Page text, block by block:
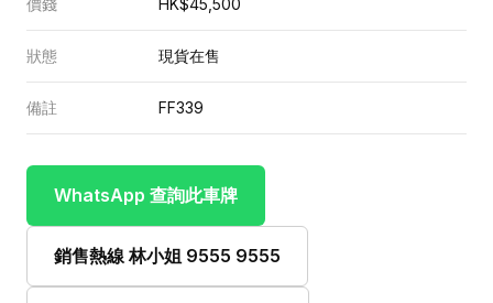
價錢 HK$45,500
狀態 現貨在售
備註 FF339
WhatsApp 查詢此車牌
銷售熱線 林小姐 9555 9555